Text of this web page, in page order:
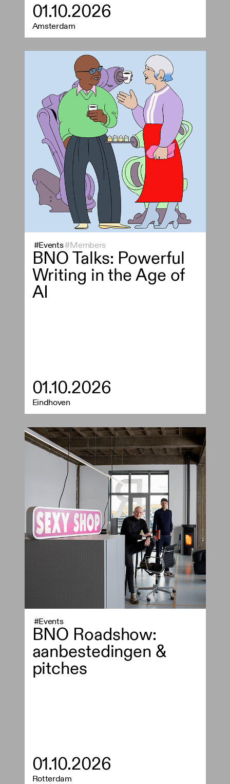
01.10.2026
Amsterdam
#Events#Members
BNO Talks: Powerful
Writing in the Age of
AI
01.10.2026
Eindhoven
#Events
BNO Roadshow:
aanbestedingen &
pitches
01.10.2026
Rotterdam